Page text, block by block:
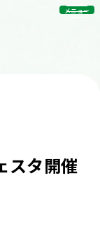
メニュー
スタ開催